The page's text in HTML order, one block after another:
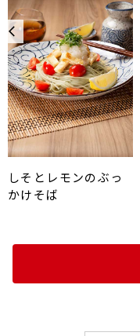
しそとレモンのぶっ
かけそば